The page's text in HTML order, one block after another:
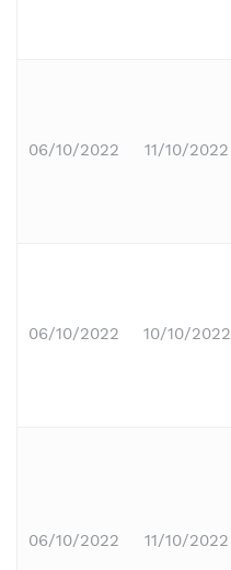
06/10/2022 11/10/2022
06/10/2022 10/10/2022
06/10/2022 11/10/2022